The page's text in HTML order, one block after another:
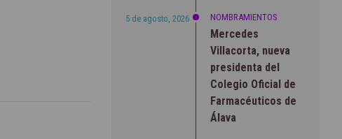
5 de agosto, 2026 NOMBRAMIENTOS
Mercedes
Villacorta, nueva
presidenta del
Colegio Oficial de
Farmacéuticos de
Álava